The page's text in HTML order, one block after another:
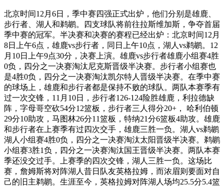
北京时间12月6日，季中赛四强正式出炉，他们分别是雄鹿、
步行者、湖人和鹈鹕。四支球队将前往拉斯维加斯，争夺首届
季中赛的冠军。半决赛和决赛的赛程已经出炉：北京时间12月
8日上午6点，雄鹿vs步行者，同日上午10点，湖人vs鹈鹕。12
月10日上午9点30分，决赛上演。雄鹿vs步行者雄鹿小组赛4胜
0负，四分之一决赛淘汰尼克斯晋级半决赛。步行者小组赛也
是4胜0负，四分之一决赛淘汰凯尔特人晋级半决赛。在季中赛
的球场上，雄鹿和步行者都是保持不败的球队。两队本赛季有
过一次交锋，11月10日，步行者126-124险胜雄鹿，利拉德缺
阵，字母哥空砍54分12篮板，步行者三人得分20+， 哈利伯顿
29分10助攻，马图林26分11篮板，特纳21分6篮板4助攻。雄鹿
和步行者在上赛季有过四次交手，雄鹿三胜一负。湖人vs鹈鹕
湖人小组赛4胜0负，四分之一决赛淘汰太阳晋级半决赛。鹈鹕
小组赛3胜1负，四分之一决赛淘汰国王晋级半决赛。两队本赛
季还没交过手。上赛季的四次交锋，湖人三胜一负。这场比
赛，詹姆斯将对阵湖人昔日队友英格拉姆，而浓眉则要面对自
己的旧主鹈鹕。生涯至今，英格拉姆对阵湖人场均25.5分5.4篮